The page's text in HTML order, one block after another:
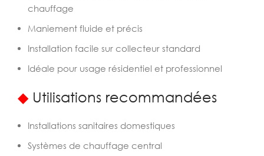
chauffage
Maniement fluide et précis
Installation facile sur collecteur standard
Idéale pour usage résidentiel et professionnel
◆Utilisations recommandées
Installations sanitaires domestiques
Systèmes de chauffage central